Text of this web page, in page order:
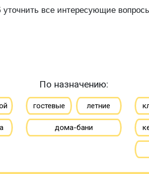
все интересующие
По назначению:
гостевые летние
дома-бани